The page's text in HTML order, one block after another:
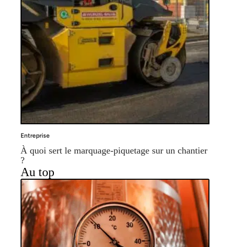
Entreprise
À quoi sert le marquage-piquetage sur un chantier
?
Au top